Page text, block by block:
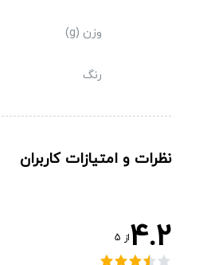
وزن (g)
رنگ
نظرات و امتیازات کاربران
4.2از